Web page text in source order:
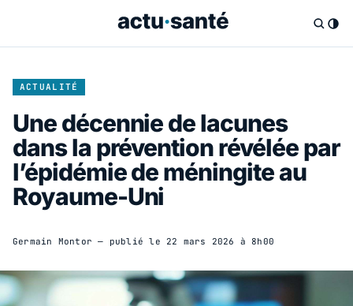
ACTUALITÉ
Une décennie de lacunes
dans la prévention révélée par
l’épidémie de méningite au
Royaume-Uni
Germain Montor — publié le 22 mars 2026 à 8h00